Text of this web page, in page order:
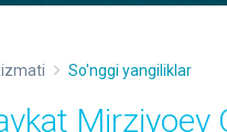
So'nggi yangiliklar
Mirziyoev